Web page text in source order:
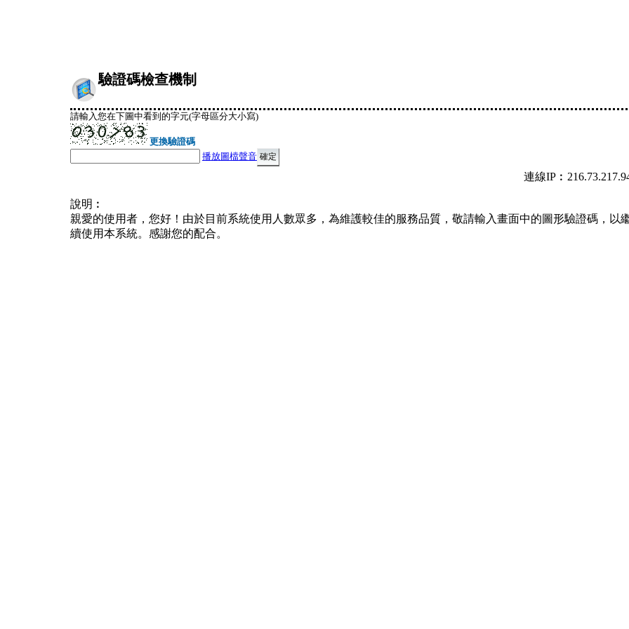
驗證碼檢查機制
請輸入您在下圖中看到的字元(字母區分大小寫)
更換驗證碼
播放圖檔聲音
連線
說明︰
親愛的使用者，您好！由於目前系統使用人數眾多，為維護較佳的服務品質，敬請輸入畫面中的圖形驗證碼，以
續使用本系統。感謝您的配合。